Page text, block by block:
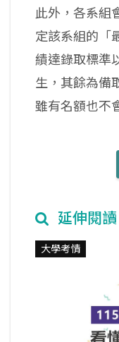
此外，各系組
定該系組的「
績達錄取標準
生，其餘為備
雖有名額也不
延伸閱讀
大學考情